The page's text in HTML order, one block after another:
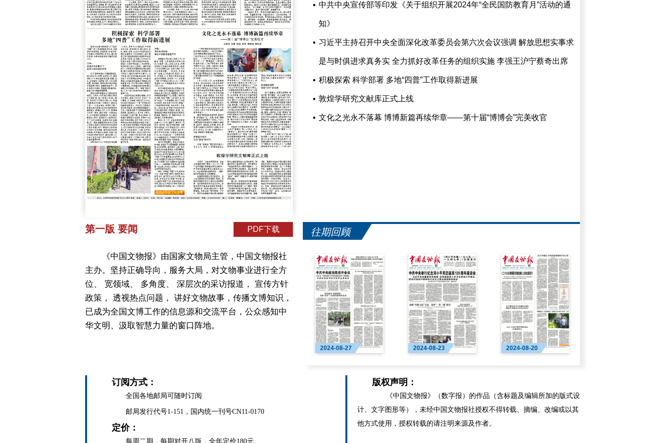
第一版 要闻 PDF下载
《中国文物报》由国家文物局主管，中国文物报社
主办。坚持正确导向，服务大局，对文物事业进行全方
位、 宽领域、 多角度、 深层次的采访报道， 宣传方针
政策， 透视热点问题， 讲好文物故事，传播文博知识，
已成为全国文博工作的信息源和交流平台，公众感知中
华文明、汲取智慧力量的窗口阵地。
中共中央宣传部等印发《关于组织开展2024年“全民国防教育月”活动的通
知》
习近平主持召开中央全面深化改革委员会第六次会议强调 解放思想实事求
是与时俱进求真务实 全力抓好改革任务的组织实施 李强王沪宁蔡奇出席
积极探索 科学部署 多地“四普”工作取得新进展
敦煌学研究文献库正式上线
文化之光永不落幕 博博新篇再续华章——第十届“博博会”完美收官
往期回顾
2024-08-27 2024-08-23 2024-08-20
订阅方式：
全国各地邮局可随时订阅
邮局发行代号1-151，国内统一刊号CN11-0170
定价：
每周二期，每期对开八版，全年定价180元
版权声明：
《中国文物报》（数字报）的作品（含标题及编辑所加的版式设
计、文字图形等），未经中国文物报社授权不得转载、摘编、改编或以其
他方式使用，授权转载的请注明来源及作者。